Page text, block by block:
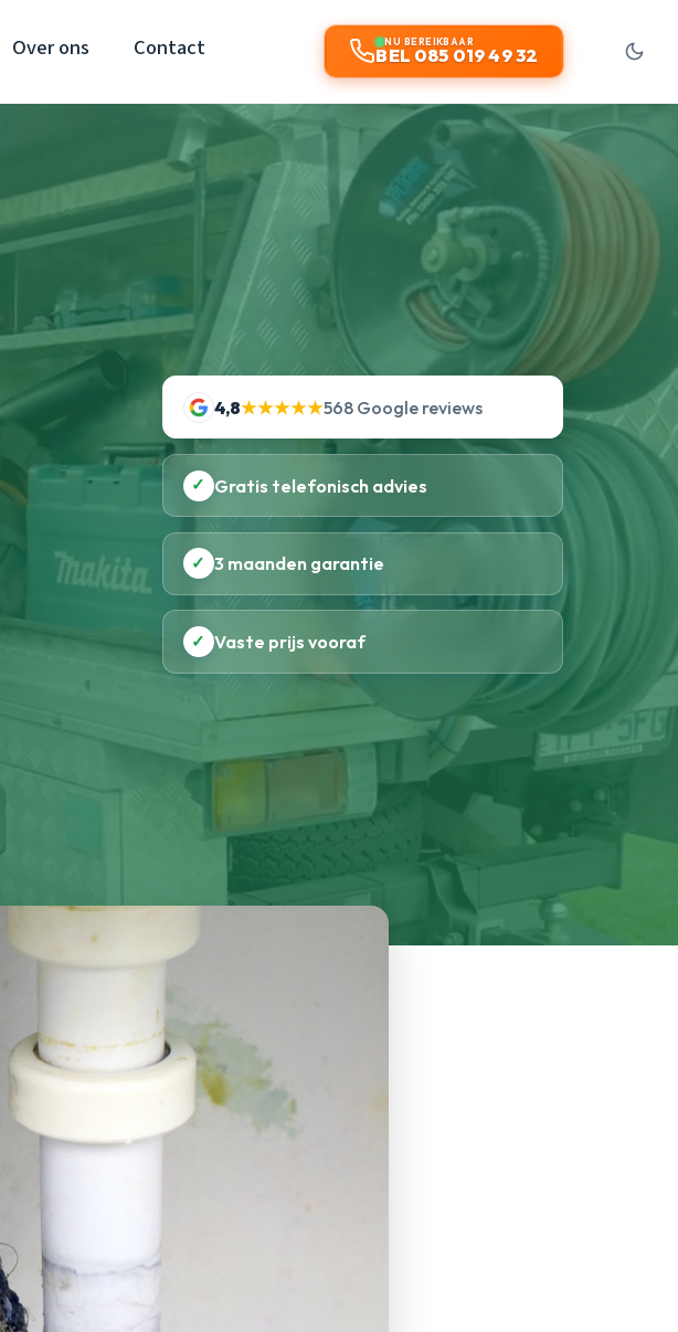
Over ons Contact NU BEREIKBAAR
BEL 085 019 49 32
4,8★★★★★568 Google reviews
✓ Gratis telefonisch advies
✓ 3 maanden garantie
✓ Vaste prijs vooraf